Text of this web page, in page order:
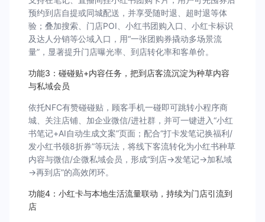
预约到店自提或同城配送，并享受随时退、超时退等体
验；叠加搜索、门店POI、小红书团购入口、小红卡标识
及达人分销等公域入口，用“一张团购券撬动多场景流
量”，显著提升门店曝光率、到店转化率和客单价。
功能3：碰碰贴+内容任务，把到店客流沉淀为种草内容
与私域会员
依托NFC有赞碰碰贴，顾客手机一碰即可跳转小程序商
城、关注店铺、加企业微信/进社群，并可一键进入“小红
书笔记+AI自动生成文案”页面；配合“打卡发笔记换福利/
发小红书领8折券”等玩法，将线下客流转化为小红书种草
内容与微信/企微私域会员，形成“到店→发笔记→加私域
→再到店”的高效闭环。
功能4：小红卡与本地生活流量联动，持续为门店引流到
店